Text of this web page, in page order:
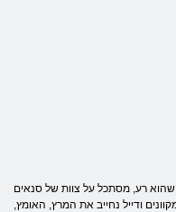
רע, מסתכל על צוות של סנאים
ודייל נחייב את המרץ, האומץ,